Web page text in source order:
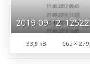
2019-09-
33,9 kB 665 × 279